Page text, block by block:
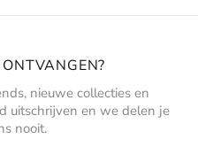
nieuwe collecties en
uitschrijven en we delen je
nooit.